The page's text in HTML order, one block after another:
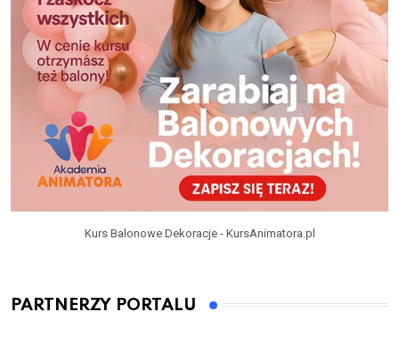
Kurs Balonowe Dekoracje - KursAnimatora.pl
PARTNERZY PORTALU